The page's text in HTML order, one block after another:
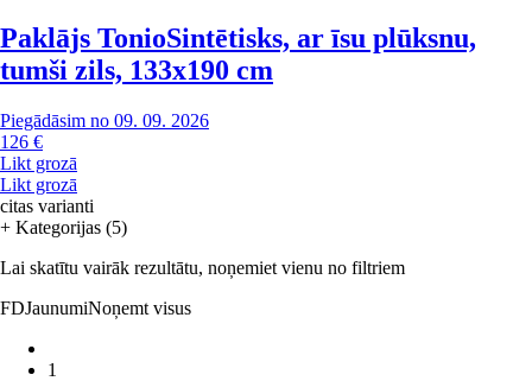
Paklājs TonioSintētisks, ar īsu plūksnu,
tumši zils, 133x190 cm
Piegādāsim no 09. 09. 2026
126 €
Likt grozā
Likt grozā
citas varianti
+ Kategorijas (5)
Lai skatītu vairāk rezultātu, noņemiet vienu no filtriem
FDJaunumiNoņemt visus
1